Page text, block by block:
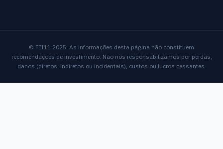
© FII11 2025. As informações desta página não constituem
recomendações de investimento. Não nos responsabilizamos por perdas,
danos (diretos, indiretos ou incidentais), custos ou lucros cessantes.